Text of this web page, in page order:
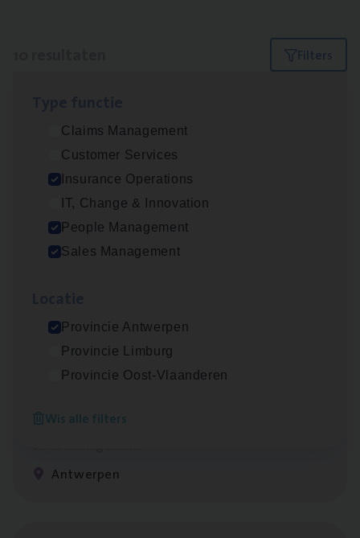
Filters
Claims Management
Customer Services
Insurance Operations
IT, Change & Innovation
People Management
Sales Management
Provincie Antwerpen
Provincie Limburg
Provincie Oost-Vlaanderen
Wis alle filters
Dos­sier­be­heer­der ver­ze­ke­rin­gen — Soci­al
Pro­fit en Public
Insurance Operations
Antwerpen
Insurance Operations
Beveren
Insu­ran­ce Bro­ker
Antwerpen